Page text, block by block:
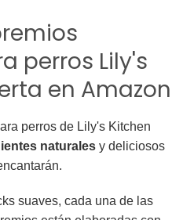
perros Lily's
en Amazon
perros de Lily's Kitchen
naturales y deliciosos
suaves, cada una de las